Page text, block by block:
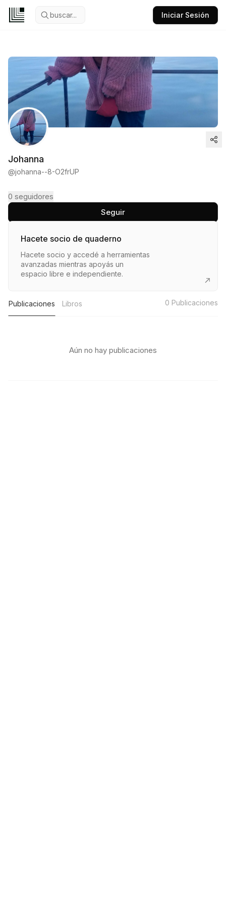
buscar... Iniciar Sesión
Johanna
@johanna--8-O2frUP
0 seguidores
Seguir
Hacete socio de quaderno
Hacete socio y accedé a herramientas
avanzadas mientras apoyás un
espacio libre e independiente.
Publicaciones Libros 0 Publicaciones
Aún no hay publicaciones